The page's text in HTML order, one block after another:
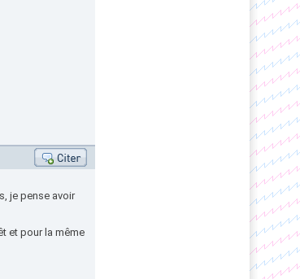
je pense avoir
et pour la même